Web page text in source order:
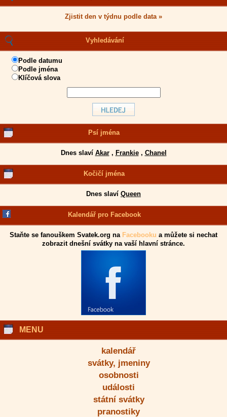
Zjistit den v týdnu podle data »
Vyhledávání
Podle datumu
Podle jména
Klíčová slova
Psí jména
Dnes slaví Akar, Frankie, Chanel
Kočičí jména
Dnes slaví Queen
Kalendář pro Facebook
Staňte se fanouškem Svatek.org na Facebooku a můžete si nechat
zobrazit dnešní svátky na vaší hlavní stránce.
MENU
kalendář
svátky, jmeniny
osobnosti
události
státní svátky
pranostiky